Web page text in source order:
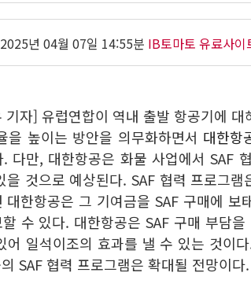
2025년 04월 07일 14:55분 IB토마토 유료사이
기자] 유럽연합이 역내 출발 항공기에 대
을 높이는 방안을 의무화하면서 대한항
다만, 대한항공은 화물 사업에서 SAF
을 것으로 예상된다. SAF 협력 프로그램
대한항공은 그 기여금을 SAF 구매에 보
수 있다. 대한항공은 SAF 구매 부담
어 일석이조의 효과를 낼 수 있는 것이
SAF 협력 프로그램은 확대될 전망이다.